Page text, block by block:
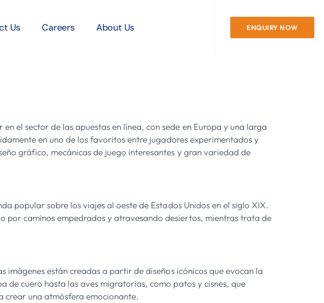
Us Careers About Us ENQUIRY NOW
el sector de las apuestas en línea, con sede en Europa y una larga
en uno de los favoritos entre jugadores experimentados y
gráfico, mecánicas de juego interesantes y gran variedad de
popular sobre los viajes al oeste de Estados Unidos en el siglo XIX.
por caminos empedrados y atravesando desiertos, mientras trata de
están creadas a partir de diseños icónicos que evocan la
de cuero hasta las aves migratorias, como patos y cisnes, que
crear una atmósfera emocionante.